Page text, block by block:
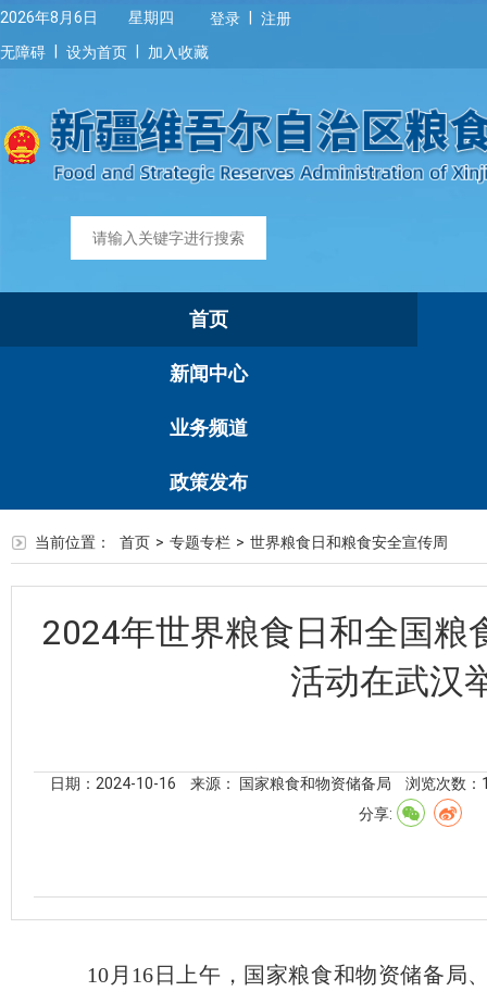
2026年8月6日 星期四 登录
注册
无障碍
设为首页 加入收藏
首页
新闻中心
业务频道
政策发布
当前位置： 首页 > 专题专栏 > 世界粮食日和粮食安全宣传周
2024年世界粮食日和全国粮
活动在武汉
日期：2024-10-16 来源： 国家粮食和物资储备局 浏览次数：
分享:
10月16日上午，国家粮食和物资储备局